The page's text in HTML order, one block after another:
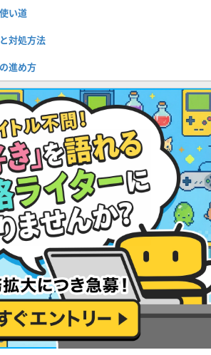
い道
対処方法
進め方